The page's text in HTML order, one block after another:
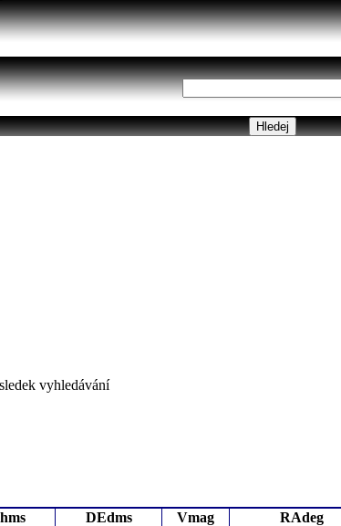
vyhledávání
DEdms Vmag RAdeg